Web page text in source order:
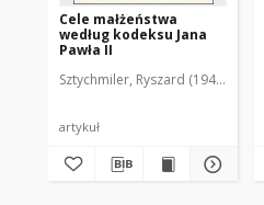
Cele małżeństwa
według kodeksu Jana
Pawła II
Sztychmiler, Ryszard (1948- )
artykuł